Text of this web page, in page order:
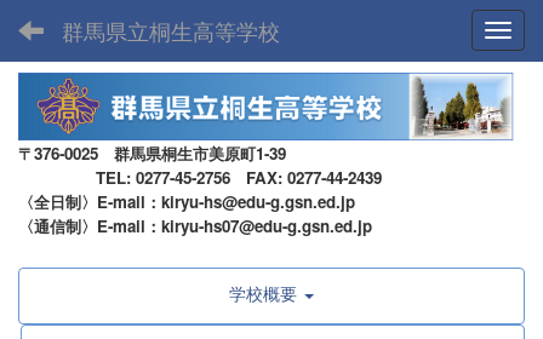
群馬県立桐生高等学校
〒376-0025 群馬県桐生市美原町1-39
TEL: 0277-45-2756 FAX: 0277-44-2439
〈全日制〉E-mail：kiryu-hs@edu-g.gsn.ed.jp
〈通信制〉E-mail：kiryu-hs07@edu-g.gsn.ed.jp
学校概要